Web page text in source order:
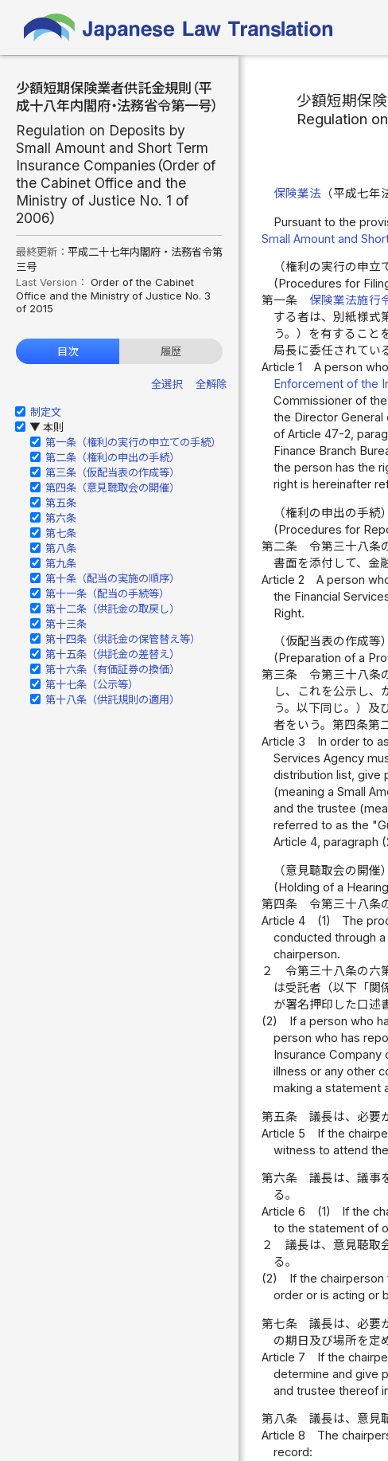
少額短期保険業者供託金規則（平
成十八年内閣府・法務省令第一号）
Regulation on Deposits by
Small Amount and Short Term
Insurance Companies（Order of
the Cabinet Office and the
Ministry of Justice No. 1 of
2006）
最終更新： 平成二十七年内閣府・法務省令第
三号
Last Version： Order of the Cabinet
Office and the Ministry of Justice No. 3
of 2015
目次 履歴
全選択 全解除
制定文
▶ 本則
第一条（権利の実行の申立ての手続）
第二条（権利の申出の手続）
第三条（仮配当表の作成等）
第四条（意見聴取会の開催）
第五条
第六条
第七条
第八条
第九条
第十条（配当の実施の順序）
第十一条（配当の手続等）
第十二条（供託金の取戻し）
第十三条
第十四条（供託金の保管替え等）
第十五条（供託金の差替え）
第十六条（有価証券の換価）
第十七条（公示等）
第十八条（供託規則の適用）
少額短期保
Regulation
保険業法（平成七年
Pursuant to the
Small Amount and
（権利の実行の申立
(Procedures for
第一条
保険業法施行
する者は、別紙様式
う。）を有すること
局長に委任されてい
Article 1
A person
Enforcement of the
Commissioner of
the Director General
of Article 47-2,
Finance Branch
the person has the
right is hereinafter
（権利の申出の手続）
(Procedures for
第二条
令第三十八条
書面を添付して、金
Article 2
A person
the Financial
Right.
（仮配当表の作成等）
(Preparation of a
第三条
令第三十八条
し、これを公示し、
う。以下同じ。）及
者をいう。第四条第
Article 3
In order to
Services Agency
distribution list, give
(meaning a Small
and the trustee
referred to as the
Article 4, paragraph
（意見聴取会の開催）
(Holding of a
第四条
令第三十八条
Article 4
(1)
The
conducted through
chairperson.
２
令第三十八条の六
は受託者（以下「関
が署名押印した口述
(2)
If a person who
person who has
Insurance
illness or any other
making a statement
第五条
議長は、必要
Article 5
If the
witness to attend
第六条
議長は、議事
る。
Article 6
(1)
If the
to the statement of
２
議長は、意見聴取
る。
(2)
If the
order or is acting or
第七条
議長は、必要
の期日及び場所を定
Article 7
If the
determine and give
and trustee thereof
第八条
議長は、意見
Article 8
The
record: